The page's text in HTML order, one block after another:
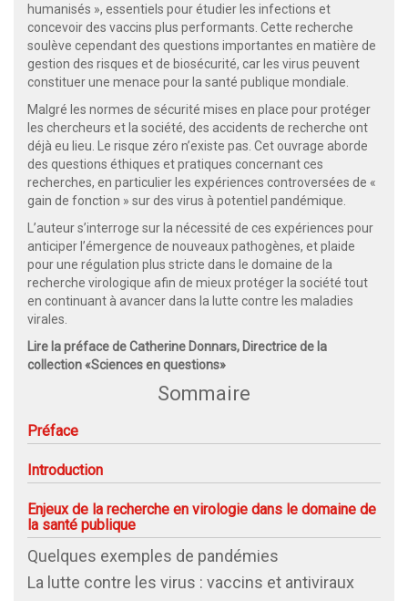
humanisés », essentiels pour étudier les infections et
concevoir des vaccins plus performants. Cette recherche
soulève cependant des questions importantes en matière de
gestion des risques et de biosécurité, car les virus peuvent
constituer une menace pour la santé publique mondiale.
Malgré les normes de sécurité mises en place pour protéger
les chercheurs et la société, des accidents de recherche ont
déjà eu lieu. Le risque zéro n’existe pas. Cet ouvrage aborde
des questions éthiques et pratiques concernant ces
recherches, en particulier les expériences controversées de «
gain de fonction » sur des virus à potentiel pandémique.
L’auteur s’interroge sur la nécessité de ces expériences pour
anticiper l’émergence de nouveaux pathogènes, et plaide
pour une régulation plus stricte dans le domaine de la
recherche virologique afin de mieux protéger la société tout
en continuant à avancer dans la lutte contre les maladies
virales.
Lire la préface de Catherine Donnars, Directrice de la
collection «Sciences en questions»
Sommaire
Préface
Introduction
Enjeux de la recherche en virologie dans le domaine de
la santé publique
Quelques exemples de pandémies
La lutte contre les virus : vaccins et antiviraux